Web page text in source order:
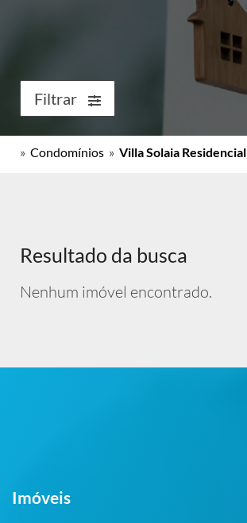
Filtrar
» Condomínios » Villa Solaia Residencial
Resultado da busca
Nenhum imóvel encontrado.
Imóveis